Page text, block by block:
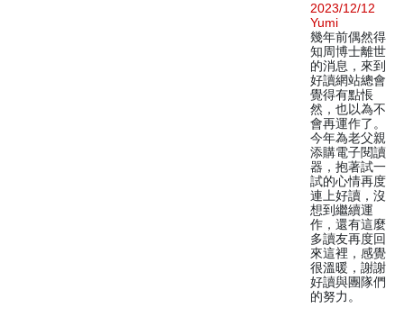
2023/12/12
Yumi
幾年前偶然得
知周博士離世
的消息，來到
好讀網站總會
覺得有點悵
然，也以為不
會再運作了。
今年為老父親
添購電子閱讀
器，抱著試一
試的心情再度
連上好讀，沒
想到繼續運
作，還有這麼
多讀友再度回
來這裡，感覺
很溫暖，謝謝
好讀與團隊們
的努力。